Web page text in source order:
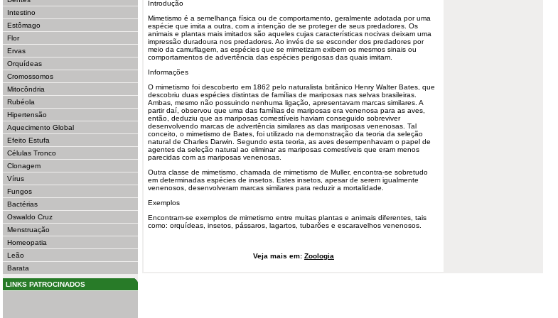
Intestino
Estômago
Flor
Ervas
Orquídeas
Cromossomos
Mitocôndria
Rubéola
Hipertensão
Aquecimento Global
Efeito Estufa
Células Tronco
Clonagem
Vírus
Fungos
Bactérias
Oswaldo Cruz
Menstruação
Homeopatia
Leão
Barata
LINKS PATROCINADOS
Introdução
Mimetismo é a semelhança física ou de comportamento, geralmente adotada por uma
espécie que imita a outra, com a intenção de se proteger de seus predadores. Os
animais e plantas mais imitados são aqueles cujas características nocivas deixam uma
impressão duradoura nos predadores. Ao invés de se esconder dos predadores por
meio da camuflagem, as espécies que se mimetizam exibem os mesmos sinais ou
comportamentos de advertência das espécies perigosas das quais imitam.
Informações
O mimetismo foi descoberto em 1862 pelo naturalista britânico Henry Walter Bates, que
descobriu duas espécies distintas de famílias de mariposas nas selvas brasileiras.
Ambas, mesmo não possuindo nenhuma ligação, apresentavam marcas similares. A
partir daí, observou que uma das famílias de mariposas era venenosa para as aves,
então, deduziu que as mariposas comestíveis haviam conseguido sobreviver
desenvolvendo marcas de advertência similares as das mariposas venenosas. Tal
conceito, o mimetismo de Bates, foi utilizado na demonstração da teoria da seleção
natural de Charles Darwin. Segundo esta teoria, as aves desempenhavam o papel de
agentes da seleção natural ao eliminar as mariposas comestíveis que eram menos
parecidas com as mariposas venenosas.
Outra classe de mimetismo, chamada de mimetismo de Muller, encontra-se sobretudo
em determinadas espécies de insetos. Estes insetos, apesar de serem igualmente
venenosos, desenvolveram marcas similares para reduzir a mortalidade.
Exemplos
Encontram-se exemplos de mimetismo entre muitas plantas e animais diferentes, tais
como: orquídeas, insetos, pássaros, lagartos, tubarões e escaravelhos venenosos.
Veja mais em: Zoologia